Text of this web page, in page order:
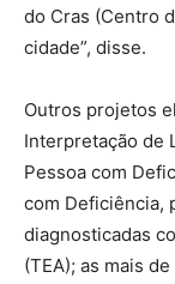
do Cras (Centro
cidade”, disse.
Outros projetos
Interpretação de
Pessoa com
com Deficiência,
diagnosticadas
(TEA); as mais